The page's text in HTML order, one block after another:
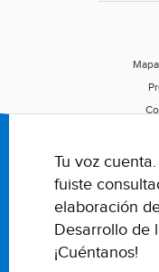
Tu voz cuenta.
fuiste
elaboración
Desarrollo de
¡Cuéntanos!